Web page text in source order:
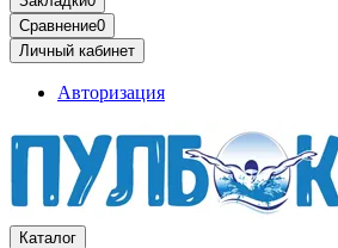
Сравнение0
Личный кабинет
Авторизация
Каталог